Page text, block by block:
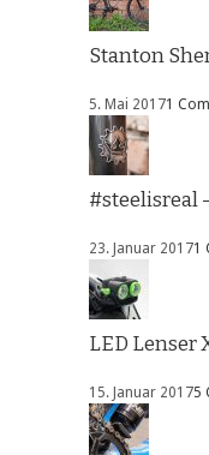
Stanton
5. Mai 20171
#steelisreal
23. Januar 20171
LED Lenser
15. Januar 20175